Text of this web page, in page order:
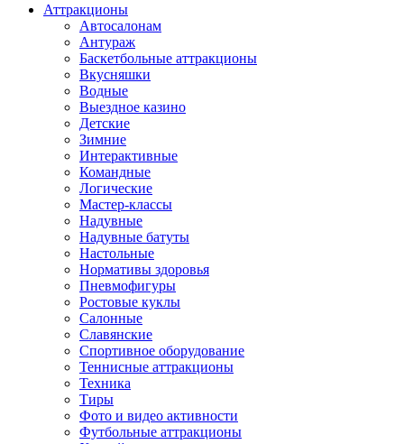
Аттракционы
Автосалонам
Антураж
Баскетбольные аттракционы
Вкусняшки
Водные
Выездное казино
Детские
Зимние
Интерактивные
Командные
Логические
Мастер-классы
Надувные
Надувные батуты
Настольные
Нормативы здоровья
Пневмофигуры
Ростовые куклы
Салонные
Славянские
Спортивное оборудование
Теннисные аттракционы
Техника
Тиры
Фото и видео активности
Футбольные аттракционы